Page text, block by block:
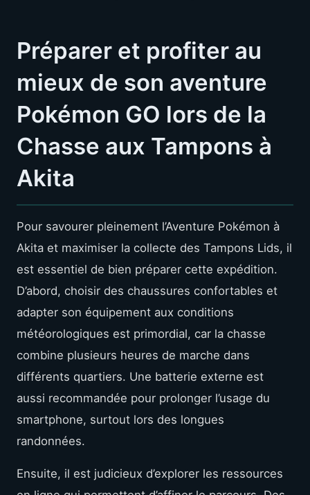
Préparer et profiter au
mieux de son aventure
Pokémon GO lors de la
Chasse aux Tampons à
Akita
Pour savourer pleinement l’Aventure Pokémon à
Akita et maximiser la collecte des Tampons Lids, il
est essentiel de bien préparer cette expédition.
D’abord, choisir des chaussures confortables et
adapter son équipement aux conditions
météorologiques est primordial, car la chasse
combine plusieurs heures de marche dans
différents quartiers. Une batterie externe est
aussi recommandée pour prolonger l’usage du
smartphone, surtout lors des longues
randonnées.
Ensuite, il est judicieux d’explorer les ressources